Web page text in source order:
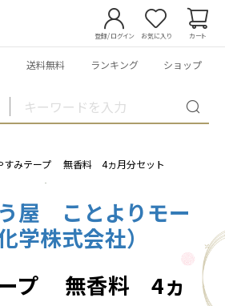
登録/ログイン お気に入り カート
送料無料 ランキング ショップ
すみテープ 無香料 4ヵ月分セット
屋 ことよりモー
学株式会社）
ープ 無香料 4ヵ